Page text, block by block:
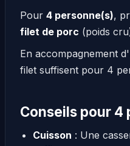
Pour 4 personne(s),
filet de porc (poids
En accompagnement
filet suffisent pour 4
Conseils pour 4
Cuisson : Une